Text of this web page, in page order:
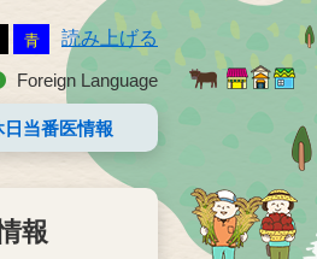
青 読み上げる
Foreign Language
日当番医情報
報